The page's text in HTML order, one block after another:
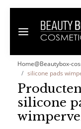
Home@Beautybox-
silicone pads
silicone